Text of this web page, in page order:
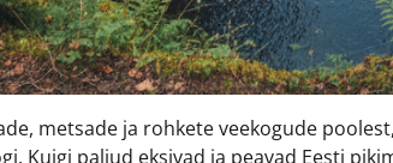
metsade ja rohkete veekogude
Kuigi paljud eksivad ja peavad Eesti